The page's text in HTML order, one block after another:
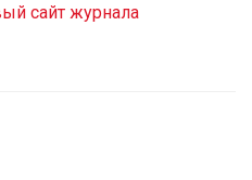
сайт журнала